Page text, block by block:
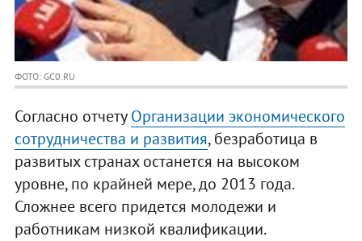
ФОТО: GC0.RU
Согласно отчетуОрганизации экономического
сотрудничества и развития, безработица в
развитых странах останется на высоком
уровне, по крайней мере, до 2013 года.
Сложнее всего придется молодежи и
работникам низкой квалификации.